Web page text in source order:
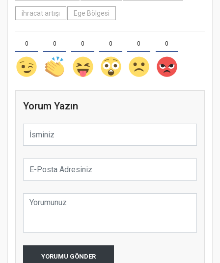
ihracat artışı Ege Bölgesi
0 0 0 0 0 0
Yorum Yazın
YORUMU GÖNDER